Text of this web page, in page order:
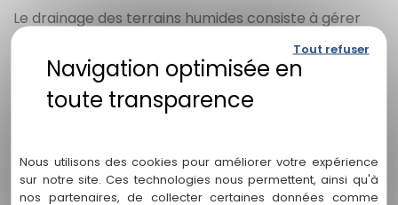
Le drainage des terrains humides consiste à gérer
l'accumulation d'eau dans ces zones afin de prévenir
la stagnation et d'améliorer la qualité des sols. Cela
implique souvent la mise en place de systèmes pour
évacuer l'excès d'eau.
humides ?
Un bon drainage permet de prévenir les inondations,
Nous utilisons des cookies pour améliorer votre expérience
sur notre site. Ces technologies nous permettent, ainsi qu'à
nos partenaires, de collecter certaines données comme
Tout refuser